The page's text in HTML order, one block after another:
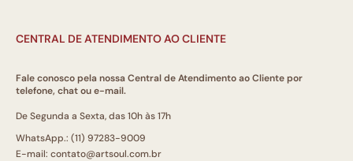
CENTRAL DE ATENDIMENTO AO CLIENTE
Fale conosco pela nossa Central de Atendimento ao Cliente por
telefone, chat ou e-mail.
De Segunda a Sexta, das 10h às 17h
WhatsApp.: (11) 97283-9009
E-mail: contato@artsoul.com.br